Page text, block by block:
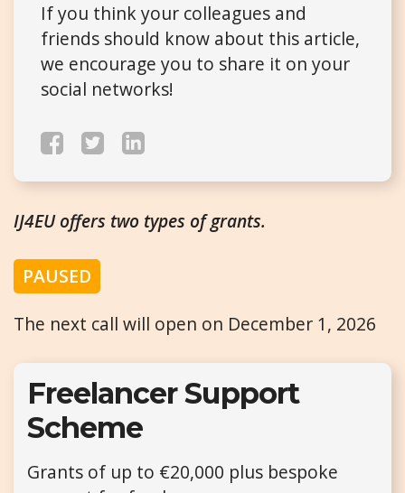
If you think your colleagues and
friends should know about this article,
we encourage you to share it on your
social networks!
IJ4EU offers two types of grants.
PAUSED
The next call will open on December 1, 2026
Freelancer Support
Scheme
Grants of up to €20,000 plus bespoke